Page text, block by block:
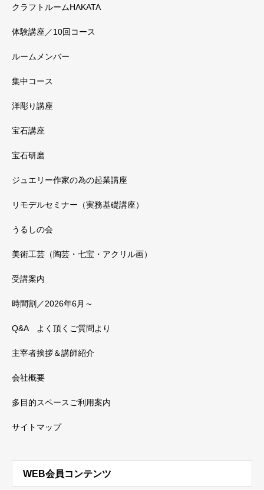
クラフトルームHAKATA
体験講座／10回コース
ルームメンバー
集中コース
洋彫り講座
宝石講座
宝石研磨
ジュエリー作家の為の起業講座
リモデルセミナー（実務基礎講座）
うるしの会
美術工芸（陶芸・七宝・アクリル画）
受講案内
時間割／2026年6月～
Q&A よく頂くご質問より
主宰者挨拶＆講師紹介
会社概要
多目的スペースご利用案内
サイトマップ
WEB会員コンテンツ